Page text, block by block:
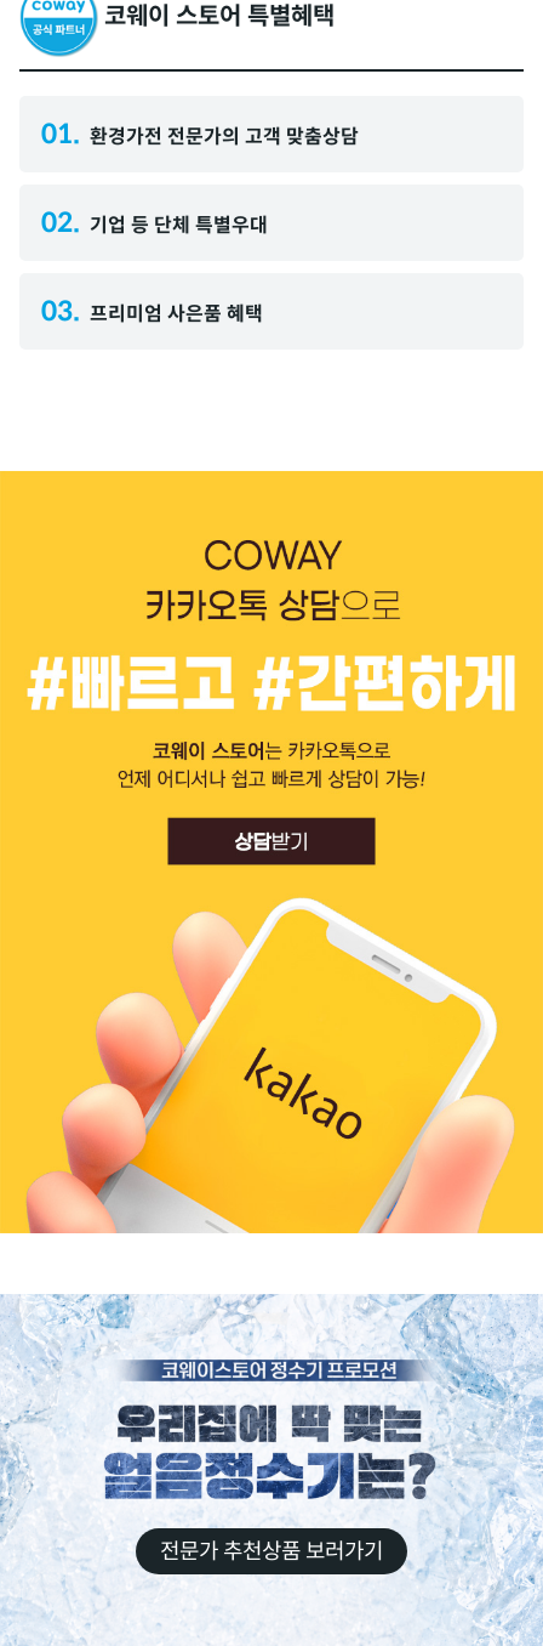
코웨이 스토어 특별혜택
01. 환경가전 전문가의 고객 맞춤상담
02. 기업 등 단체 특별우대
03. 프리미엄 사은품 혜택
전문가 추천상품 보러가기